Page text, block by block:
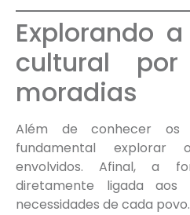
Explorando
cultural
moradias
Além de conhecer
fundamental explorar
envolvidos. Afinal, a
diretamente ligada aos
necessidades de cada povo.